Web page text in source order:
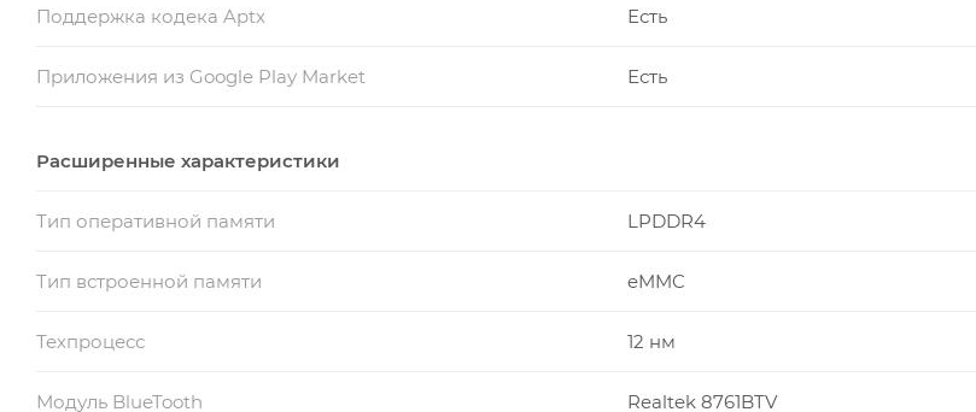
Поддержка кодека Aptx Есть
Приложения из Google Play Market Есть
Расширенные характеристики
Тип оперативной памяти LPDDR4
Тип встроенной памяти eMMC
Техпроцесс 12 нм
Модуль BlueTooth Realtek 8761BTV